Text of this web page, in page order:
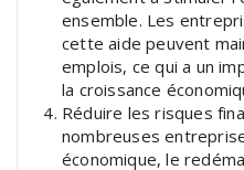
ensemble. Les
cette aide peuvent
emplois, ce qui a un
la croissance
Réduire les risques
nombreuses
économique, le